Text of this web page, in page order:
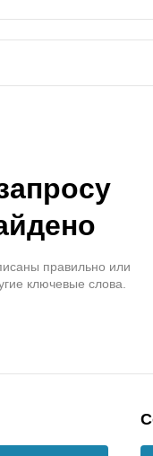
правильно или
ключевые слова.